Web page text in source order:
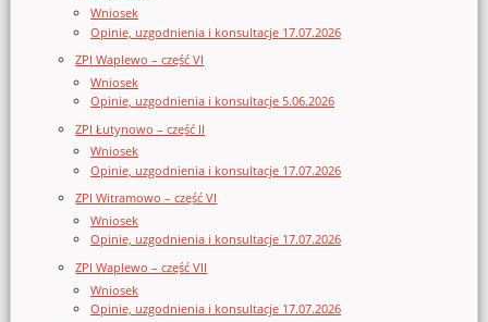
Wniosek
Opinie, uzgodnienia i konsultacje 17.07.2026
ZPI Waplewo – część VI
Wniosek
Opinie, uzgodnienia i konsultacje 5.06.2026
ZPI Łutynowo – część II
Wniosek
Opinie, uzgodnienia i konsultacje 17.07.2026
ZPI Witramowo – część VI
Wniosek
Opinie, uzgodnienia i konsultacje 17.07.2026
ZPI Waplewo – część VII
Wniosek
Opinie, uzgodnienia i konsultacje 17.07.2026